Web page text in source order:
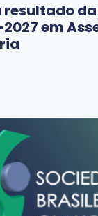
resultado
em